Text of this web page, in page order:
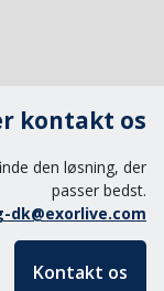
kontakt os
den løsning, der
passer bedst.
dk@exorlive.com
Kontakt os